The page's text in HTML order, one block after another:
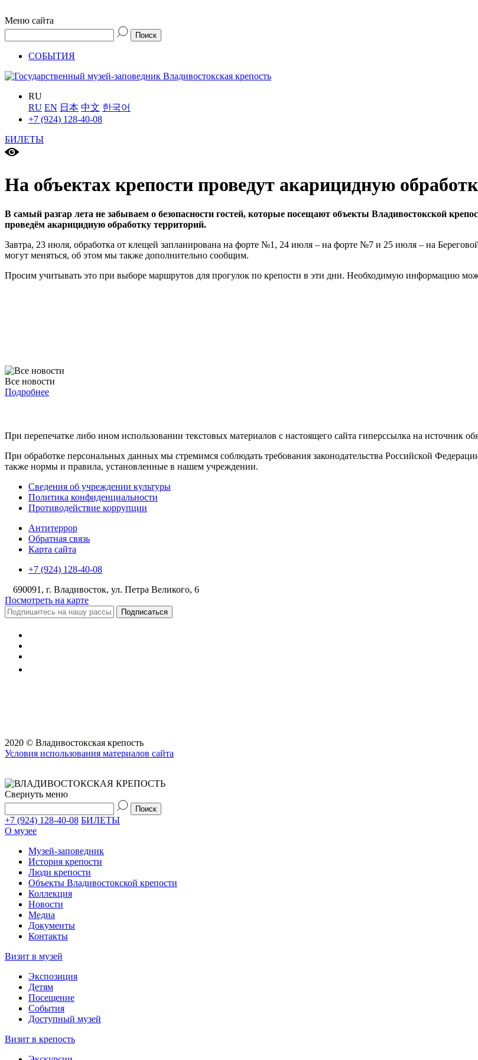
Меню сайта
СОБЫТИЯ
RU
RU EN 日本 中文 한국어
+7 (924) 128-40-08
БИЛЕТЫ
На объектах крепости проведут акарицидную
В самый разгар лета не забываем о безопасности гостей, которые посещают объекты Владивостокской
проведём акарицидную обработку территорий.
Завтра, 23 июля, обработка от клещей запланирована на форте №1, 24 июля – на форте №7 и 25 июля – на
могут меняться, об этом мы также дополнительно сообщим.
Просим учитывать это при выборе маршрутов для прогулок по крепости в эти дни. Необходимую информацию
Все новости
Подробнее
При перепечатке либо ином использовании текстовых материалов с настоящего сайта гиперссылка на источник
При обработке персональных данных мы стремимся соблюдать требования законодательства Российской
также нормы и правила, установленные в нашем учреждении.
Сведения об учреждении культуры
Политика конфиденциальности
Противодействие коррупции
Антитеррор
Обратная связь
Карта сайта
+7 (924) 128-40-08
690091, г. Владивосток, ул. Петра Великого, 6
Посмотреть на карте
Подписаться
2020 © Владивостокская крепость
Условия использования материалов сайта
Свернуть меню
+7 (924) 128-40-08 БИЛЕТЫ
О музее
Музей-заповедник
История крепости
Люди крепости
Объекты Владивостокской крепости
Коллекция
Новости
Медиа
Документы
Контакты
Визит в музей
Экспозиция
Детям
Посещение
События
Доступный музей
Визит в крепость